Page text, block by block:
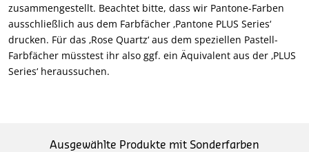
zusammengestellt. Beachtet bitte, dass wir Pantone-Farben
ausschließlich aus dem Farbfächer ‚Pantone PLUS Series‘
drucken. Für das ‚Rose Quartz‘ aus dem speziellen Pastell-
Farbfächer müsstest ihr also ggf. ein Äquivalent aus der ‚PLUS
Series‘ heraussuchen.
Ausgewählte Produkte mit Sonderfarben